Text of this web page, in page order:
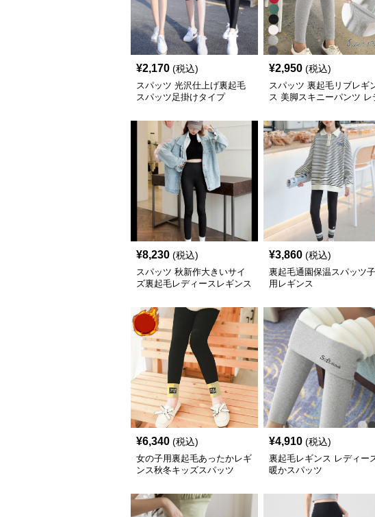
¥2,170 (税込)
スパッツ 光沢仕上げ裏起毛
スパッツ足掛けタイプ
¥2,950 (税込)
スパッツ 裏起毛リブレギ
ス 美脚スキニーパンツ レ
¥8,230 (税込)
スパッツ 秋新作大きいサイ
ズ裏起毛レディースレギンス
¥3,860 (税込)
裏起毛通園保温スパッツ
用レギンス
¥6,340 (税込)
女の子用裏起毛あったかレギ
ンス秋冬キッズスパッツ
¥4,910 (税込)
裏起毛レギンス レディー
暖かスパッツ